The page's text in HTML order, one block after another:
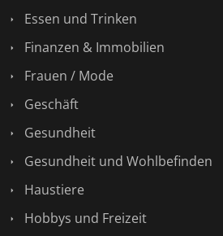
Essen und Trinken
Finanzen & Immobilien
Frauen / Mode
Geschäft
Gesundheit
Gesundheit und Wohlbefinden
Haustiere
Hobbys und Freizeit